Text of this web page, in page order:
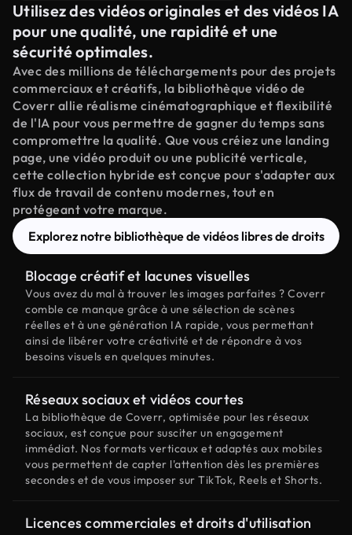
Utilisez des vidéos originales et des vidéos IA
pour une qualité, une rapidité et une
sécurité optimales.
Avec des millions de téléchargements pour des projets
commerciaux et créatifs, la bibliothèque vidéo de
Coverr allie réalisme cinématographique et flexibilité
de l'IA pour vous permettre de gagner du temps sans
compromettre la qualité. Que vous créiez une landing
page, une vidéo produit ou une publicité verticale,
cette collection hybride est conçue pour s'adapter aux
flux de travail de contenu modernes, tout en
protégeant votre marque.
Explorez notre bibliothèque de vidéos libres de droits
Blocage créatif et lacunes visuelles
Vous avez du mal à trouver les images parfaites ? Coverr
comble ce manque grâce à une sélection de scènes
réelles et à une génération IA rapide, vous permettant
ainsi de libérer votre créativité et de répondre à vos
besoins visuels en quelques minutes.
Réseaux sociaux et vidéos courtes
La bibliothèque de Coverr, optimisée pour les réseaux
sociaux, est conçue pour susciter un engagement
immédiat. Nos formats verticaux et adaptés aux mobiles
vous permettent de capter l'attention dès les premières
secondes et de vous imposer sur TikTok, Reels et Shorts.
Licences commerciales et droits d'utilisation